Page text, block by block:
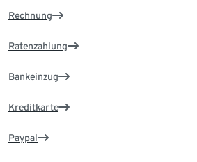
Rechnung
Ratenzahlung
Bankeinzug
Kreditkarte
Paypal